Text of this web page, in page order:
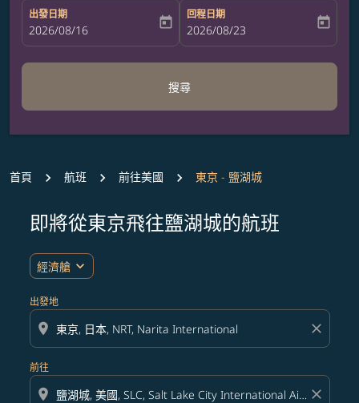
出發日期
fc-booking-departure-date-aria-label
2026/08/16 today
回程日期
fc-booking-return-date-aria-label
2026/08/23 today
搜尋
首頁 航班 前往美國 東京 - 鹽湖城
即將從東京飛往鹽湖城的航班
經濟艙 expand_more
出發地
location_on close
前往
location_on close
無符合您設定條件的票價，請調整篩選條件。